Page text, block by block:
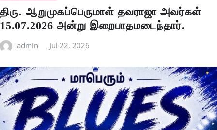
திரு. ஆறுமுகப்பெருமாள் தவராஜா அவர்கள்
15.07.2026 அன்று இறைபாதமடைந்தார்.
admin Jul 22, 2026